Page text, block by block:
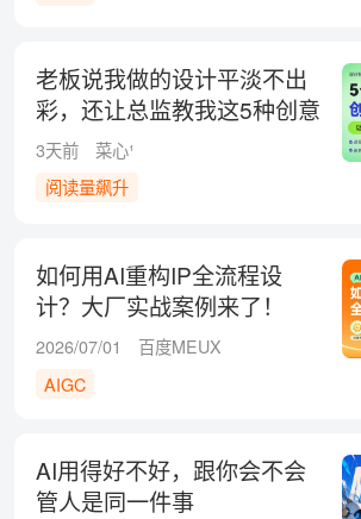
老板说我做的设计平淡不出
彩，还让总监教我这5种创意
方式！
3天前
菜心¹
阅读量飙升
如何用AI重构IP全流程设
计？大厂实战案例来了！
2026/07/01
百度MEUX
AIGC
AI用得好不好，跟你会不会
管人是同一件事